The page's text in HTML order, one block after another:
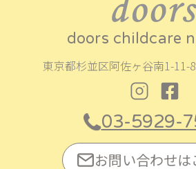
doors childcare
東京都杉並区阿佐ヶ谷南1-11-
03-5929-
お問い合わせは